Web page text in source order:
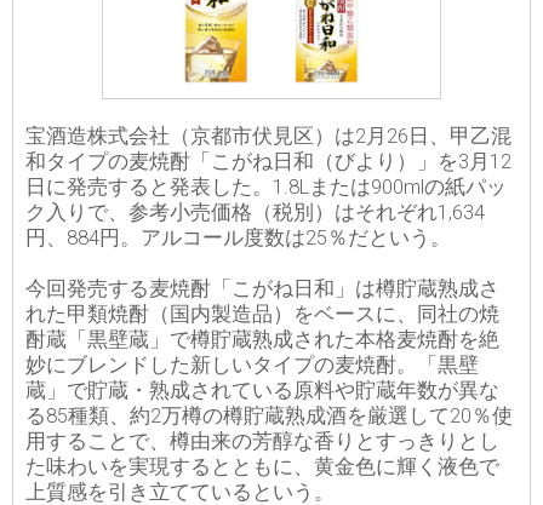
宝酒造株式会社（京都市伏見区）は2月26日、甲乙混
和タイプの麦焼酎「こがね日和（びより）」を3月12
日に発売すると発表した。1.8Lまたは900mlの紙パッ
ク入りで、参考小売価格（税別）はそれぞれ1,634
円、884円。アルコール度数は25％だという。
今回発売する麦焼酎「こがね日和」は樽貯蔵熟成さ
れた甲類焼酎（国内製造品）をベースに、同社の焼
酎蔵「黒壁蔵」で樽貯蔵熟成された本格麦焼酎を絶
妙にブレンドした新しいタイプの麦焼酎。「黒壁
蔵」で貯蔵・熟成されている原料や貯蔵年数が異な
る85種類、約2万樽の樽貯蔵熟成酒を厳選して20％使
用することで、樽由来の芳醇な香りとすっきりとし
た味わいを実現するとともに、黄金色に輝く液色で
上質感を引き立てているという。